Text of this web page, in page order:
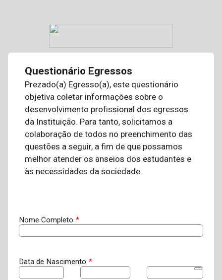
Questionário Egressos
Prezado(a) Egresso(a), este questionário
objetiva coletar informações sobre o
desenvolvimento profissional dos egressos
da Instituição. Para tanto, solicitamos a
colaboração de todos no preenchimento das
questões a seguir, a fim de que possamos
melhor atender os anseios dos estudantes e
às necessidades da sociedade.
Nome Completo *
Data de Nascimento *